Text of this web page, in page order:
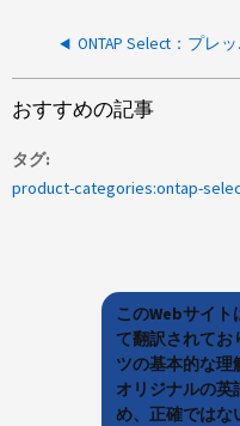
おすすめの記事
タグ
product-categories:ontap-
このWebサイト
て翻訳されてお
ツの基本的な理
オリジナルの英
め、正確ではな